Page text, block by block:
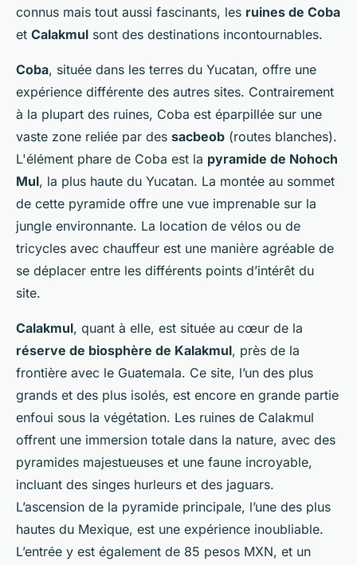
connus mais tout aussi fascinants, les ruines de Coba
et Calakmul sont des destinations incontournables.
Coba, située dans les terres du Yucatan, offre une
expérience différente des autres sites. Contrairement
à la plupart des ruines, Coba est éparpillée sur une
vaste zone reliée par des sacbeob (routes blanches).
L'élément phare de Coba est la pyramide de Nohoch
Mul, la plus haute du Yucatan. La montée au sommet
de cette pyramide offre une vue imprenable sur la
jungle environnante. La location de vélos ou de
tricycles avec chauffeur est une manière agréable de
se déplacer entre les différents points d’intérêt du
site.
Calakmul, quant à elle, est située au cœur de la
réserve de biosphère de Kalakmul, près de la
frontière avec le Guatemala. Ce site, l’un des plus
grands et des plus isolés, est encore en grande partie
enfoui sous la végétation. Les ruines de Calakmul
offrent une immersion totale dans la nature, avec des
pyramides majestueuses et une faune incroyable,
incluant des singes hurleurs et des jaguars.
L’ascension de la pyramide principale, l’une des plus
hautes du Mexique, est une expérience inoubliable.
L’entrée y est également de 85 pesos MXN, et un